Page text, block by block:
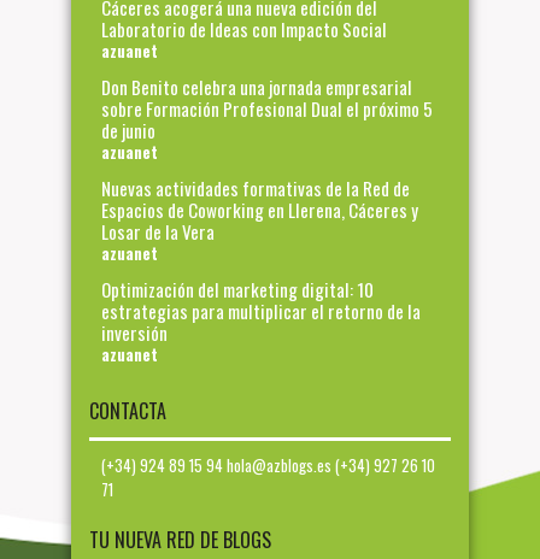
Cáceres acogerá una nueva edición del
Laboratorio de Ideas con Impacto Social
azuanet
Don Benito celebra una jornada empresarial
sobre Formación Profesional Dual el próximo 5
de junio
azuanet
Nuevas actividades formativas de la Red de
Espacios de Coworking en Llerena, Cáceres y
Losar de la Vera
azuanet
Optimización del marketing digital: 10
estrategias para multiplicar el retorno de la
inversión
azuanet
CONTACTA
(+34) 924 89 15 94 hola@azblogs.es (+34) 927 26 10
71
TU NUEVA RED DE BLOGS